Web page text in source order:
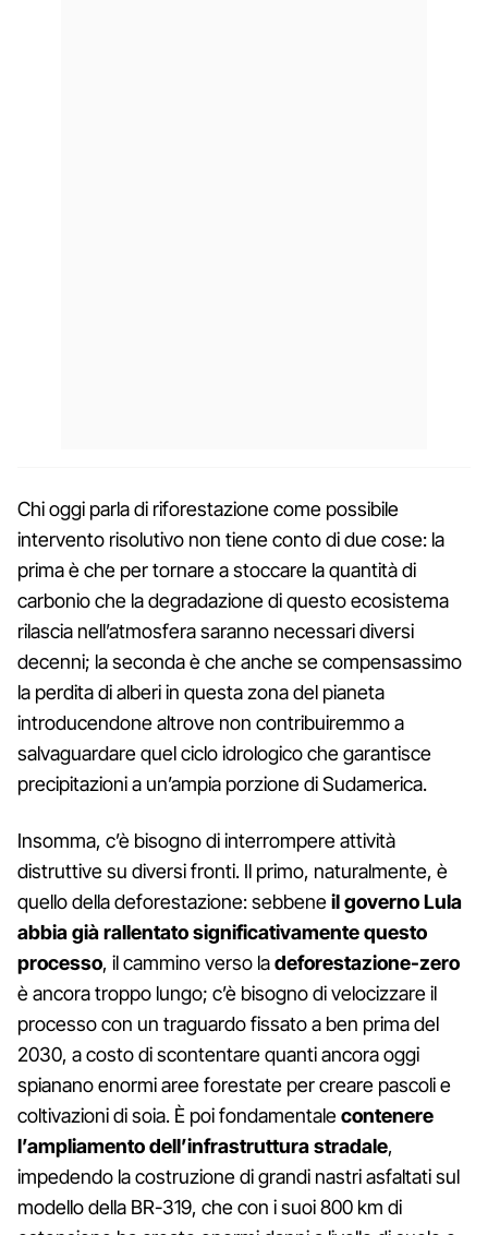
Chi oggi parla di riforestazione come possibile
intervento risolutivo non tiene conto di due cose: la
prima è che per tornare a stoccare la quantità di
carbonio che la degradazione di questo ecosistema
rilascia nell’atmosfera saranno necessari diversi
decenni; la seconda è che anche se compensassimo
la perdita di alberi in questa zona del pianeta
introducendone altrove non contribuiremmo a
salvaguardare quel ciclo idrologico che garantisce
precipitazioni a un’ampia porzione di Sudamerica.
Insomma, c’è bisogno di interrompere attività
distruttive su diversi fronti. Il primo, naturalmente, è
quello della deforestazione: sebbeneil governo Lula
abbia già rallentato significativamente questo
processo, il cammino verso ladeforestazione-zero
è ancora troppo lungo; c’è bisogno di velocizzare il
processo con un traguardo fissato a ben prima del
2030, a costo di scontentare quanti ancora oggi
spianano enormi aree forestate per creare pascoli e
coltivazioni di soia. È poi fondamentalecontenere
l’ampliamento dell’infrastruttura stradale,
impedendo la costruzione di grandi nastri asfaltati sul
modello della BR-319, che con i suoi 800 km di